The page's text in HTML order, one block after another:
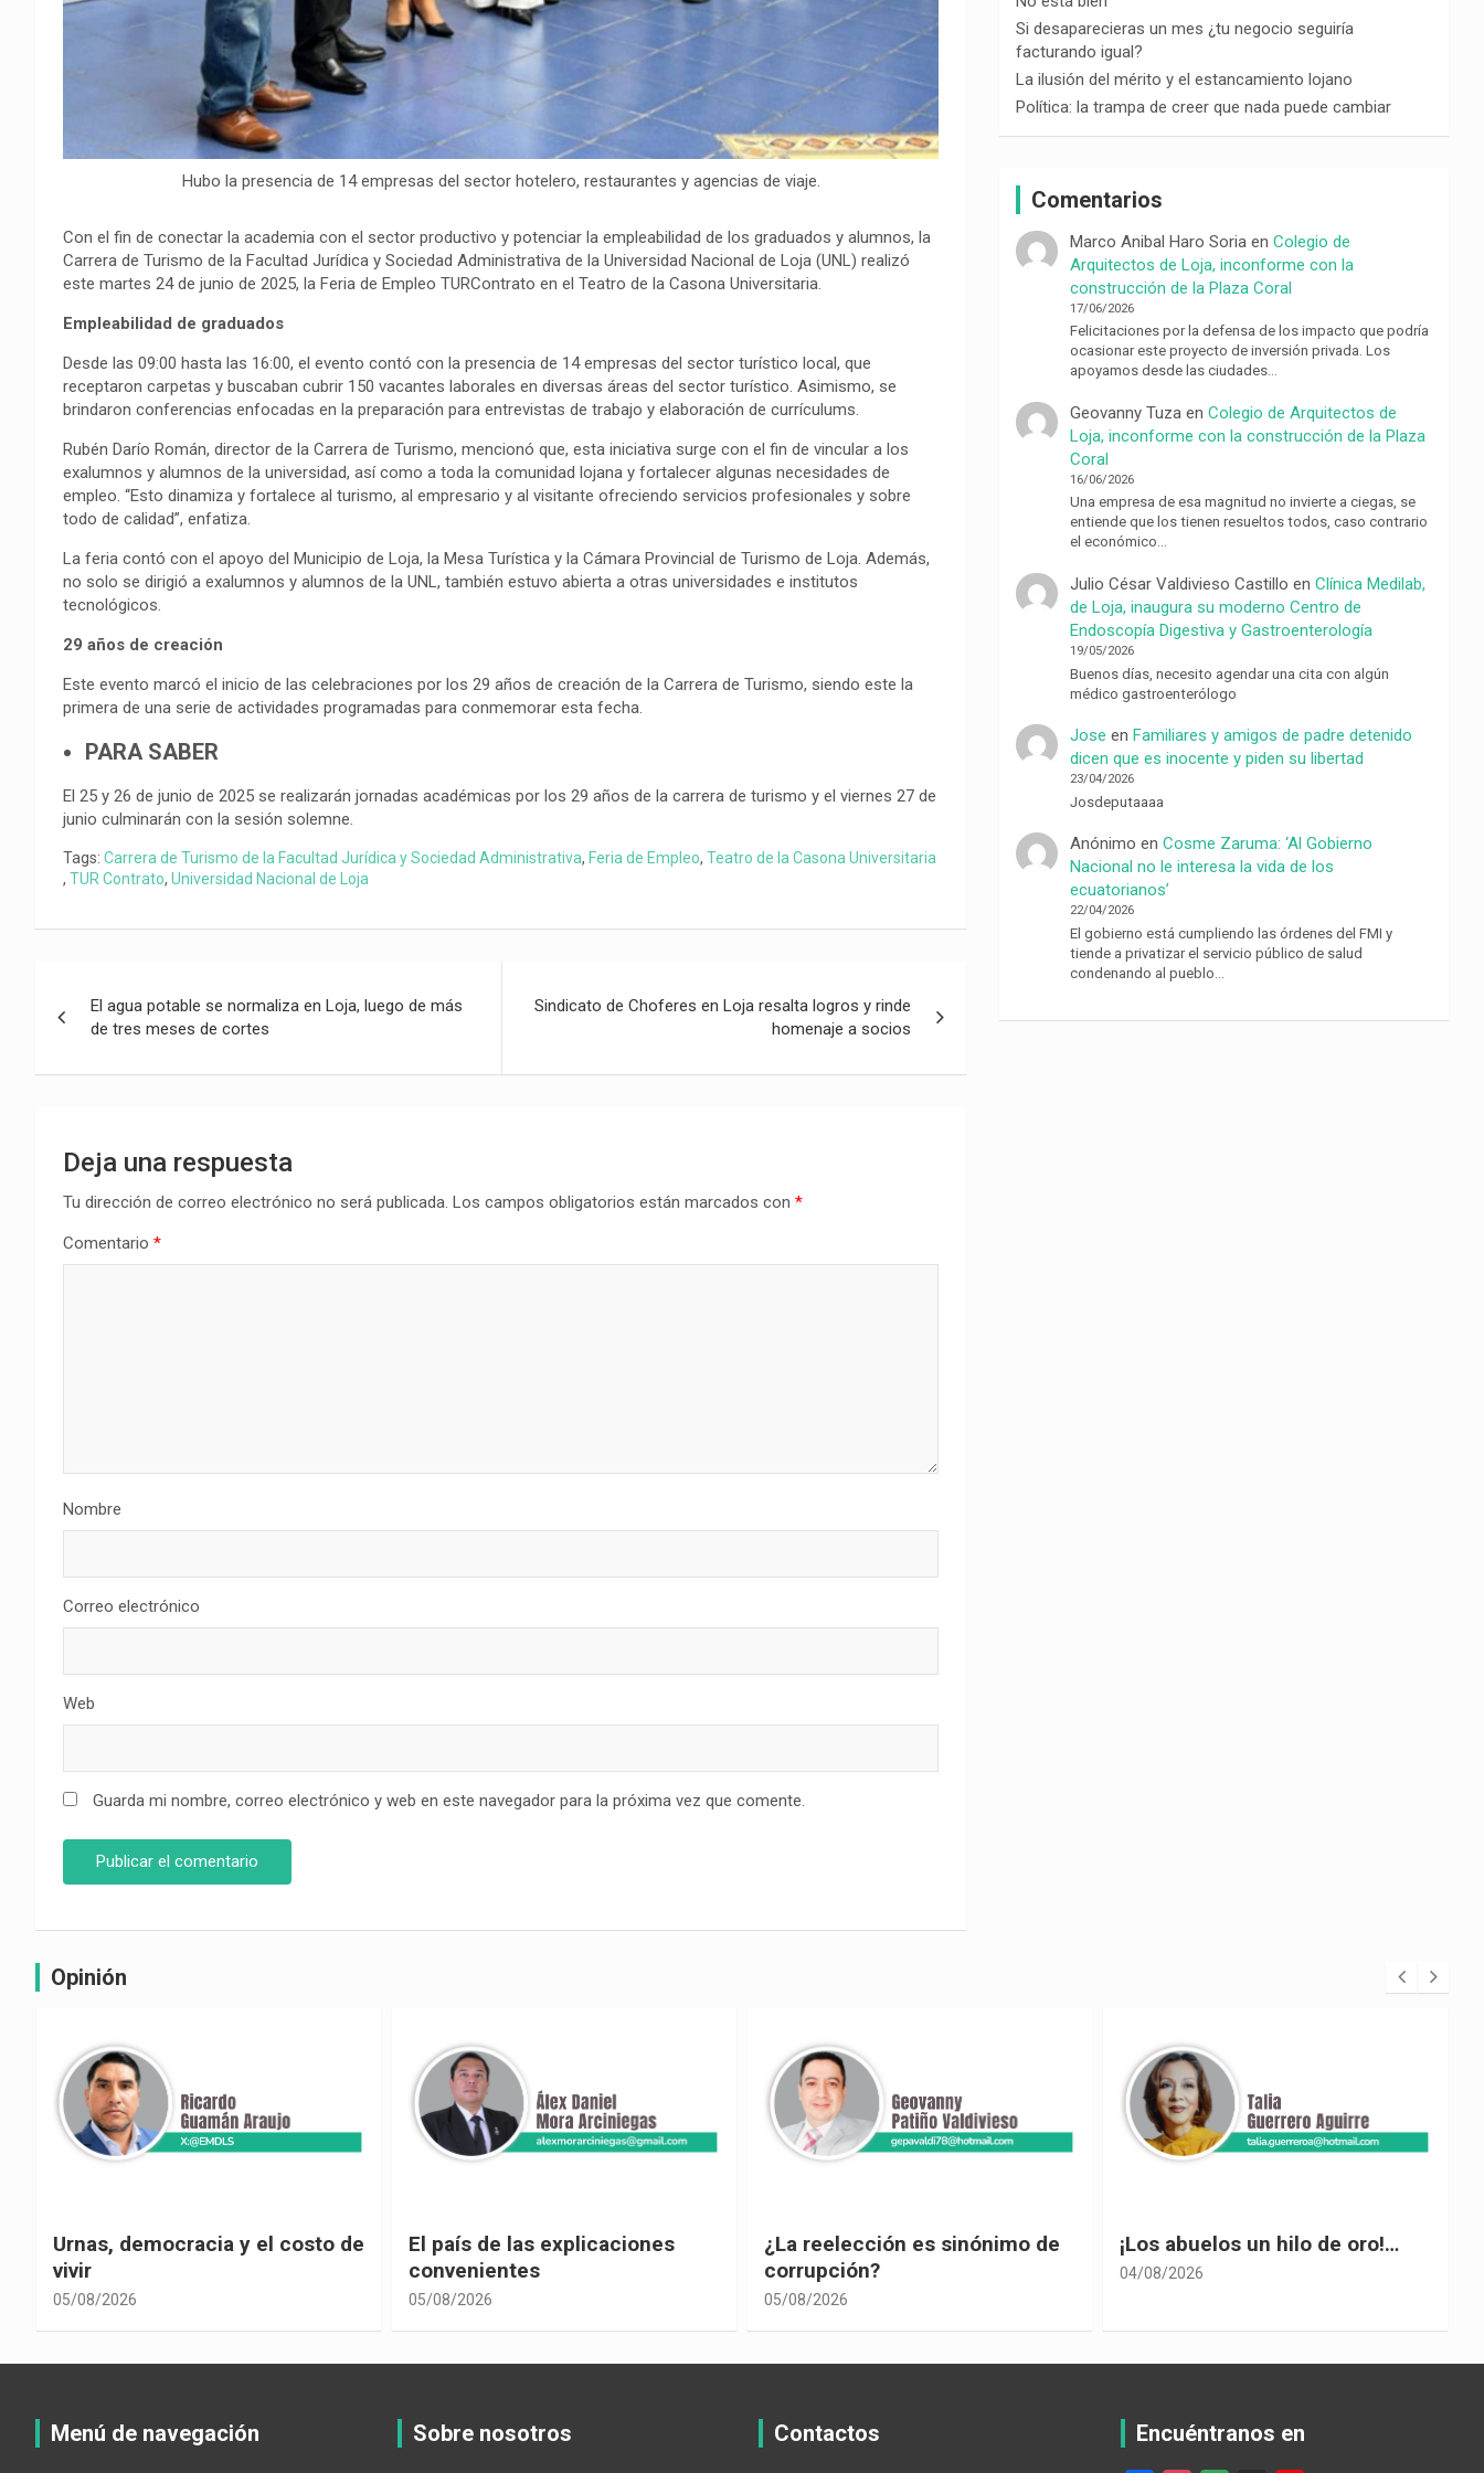
Hubo la presencia de 14 empresas del sector hotelero, restaurantes y agencias de viaje.
Con el fin de conectar la academia con el sector productivo y potenciar la empleabilidad de los graduados y alumnos, la
Carrera de Turismo de la Facultad Jurídica y Sociedad Administrativa de la Universidad Nacional de Loja (UNL) realizó
este martes 24 de junio de 2025, la Feria de Empleo TURContrato en el Teatro de la Casona Universitaria.
Empleabilidad de graduados
Desde las 09:00 hasta las 16:00, el evento contó con la presencia de 14 empresas del sector turístico local, que
receptaron carpetas y buscaban cubrir 150 vacantes laborales en diversas áreas del sector turístico. Asimismo, se
brindaron conferencias enfocadas en la preparación para entrevistas de trabajo y elaboración de currículums.
Rubén Darío Román, director de la Carrera de Turismo, mencionó que, esta iniciativa surge con el fin de vincular a los
exalumnos y alumnos de la universidad, así como a toda la comunidad lojana y fortalecer algunas necesidades de
empleo. “Esto dinamiza y fortalece al turismo, al empresario y al visitante ofreciendo servicios profesionales y sobre
todo de calidad”, enfatiza.
La feria contó con el apoyo del Municipio de Loja, la Mesa Turística y la Cámara Provincial de Turismo de Loja. Además,
no solo se dirigió a exalumnos y alumnos de la UNL, también estuvo abierta a otras universidades e institutos
tecnológicos.
29 años de creación
Este evento marcó el inicio de las celebraciones por los 29 años de creación de la Carrera de Turismo, siendo este la
primera de una serie de actividades programadas para conmemorar esta fecha.
PARA SABER
El 25 y 26 de junio de 2025 se realizarán jornadas académicas por los 29 años de la carrera de turismo y el viernes 27 de
junio culminarán con la sesión solemne.
Tags: Carrera de Turismo de la Facultad Jurídica y Sociedad Administrativa, Feria de Empleo, Teatro de la Casona Universitaria
, TUR Contrato, Universidad Nacional de Loja
de
entradas
El agua potable se normaliza en Loja, luego de más
de tres meses de cortes
Sindicato de Choferes en Loja resalta logros y rinde
homenaje a socios
Deja una respuesta
Tu dirección de correo electrónico no será publicada. Los campos obligatorios están marcados con *
Comentario *
Nombre
Correo electrónico
Web
Guarda mi nombre, correo electrónico y web en este navegador para la próxima vez que comente.
Si desaparecieras un mes ¿tu negocio seguiría
facturando igual?
La ilusión del mérito y el estancamiento lojano
Política: la trampa de creer que nada puede cambiar
Comentarios
Marco Anibal Haro Soria enColegio de
Arquitectos de Loja, inconforme con la
construcción de la Plaza Coral
17/06/2026
Felicitaciones por la defensa de los impacto que podría
ocasionar este proyecto de inversión privada. Los
apoyamos desde las ciudades…
Geovanny Tuza enColegio de Arquitectos de
Loja, inconforme con la construcción de la Plaza
Coral
16/06/2026
Una empresa de esa magnitud no invierte a ciegas, se
entiende que los tienen resueltos todos, caso contrario
el económico…
Julio César Valdivieso Castillo enClínica Medilab,
de Loja, inaugura su moderno Centro de
Endoscopía Digestiva y Gastroenterología
19/05/2026
Buenos días, necesito agendar una cita con algún
médico gastroenterólogo
Jose enFamiliares y amigos de padre detenido
dicen que es inocente y piden su libertad
23/04/2026
Josdeputaaaa
Anónimo enCosme Zaruma: ‘Al Gobierno
Nacional no le interesa la vida de los
ecuatorianos’
22/04/2026
El gobierno está cumpliendo las órdenes del FMI y
tiende a privatizar el servicio público de salud
condenando al pueblo…
Opinión
El país de las explicaciones
convenientes
05/08/2026
¿La reelección es sinónimo de
corrupción?
05/08/2026
¡Los abuelos un hilo de oro!…
04/08/2026
El desplome de Noboa
04/08/2026
Menú de navegación Sobre nosotros Contactos Encuéntranos en